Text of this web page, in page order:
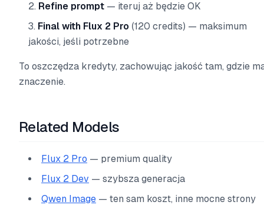
Refine prompt — iteruj aż będzie OK
Final with Flux 2 Pro (120 credits) — maksimum
jakości, jeśli potrzebne
To oszczędza kredyty, zachowując jakość tam, gdzie
znaczenie.
Related Models
Flux 2 Pro — premium quality
Flux 2 Dev — szybsza generacja
Qwen Image — ten sam koszt, inne mocne strony